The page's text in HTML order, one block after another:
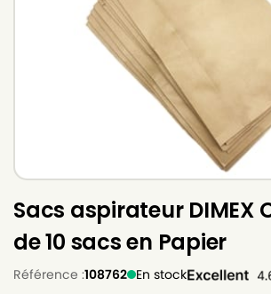
Sacs aspirateur DIMEX
de 10 sacs en Papier
Référence :108762 En stock